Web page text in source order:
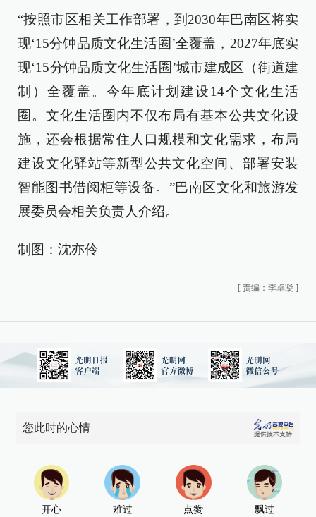
“按照市区相关工作部署，到2030年巴南区将实
现‘15分钟品质文化生活圈’全覆盖，2027年底实
现‘15分钟品质文化生活圈’城市建成区（街道建
制）全覆盖。今年底计划建设14个文化生活
圈。文化生活圈内不仅布局有基本公共文化设
施，还会根据常住人口规模和文化需求，布局
建设文化驿站等新型公共文化空间、部署安装
智能图书借阅柜等设备。”巴南区文化和旅游发
展委员会相关负责人介绍。
制图：沈亦伶
[ 责编：李卓凝 ]
您此时的心情
开心 难过 点赞 飘过